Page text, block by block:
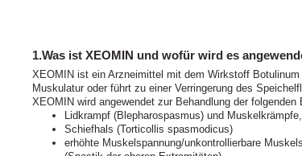
1.Was ist XEOMIN und wofür wird es
XEOMIN ist ein Arzneimittel mit dem Wirkstoff
Muskulatur oder führt zu einer Verringerung des
XEOMIN wird angewendet zur Behandlung der folgenden
Lidkrampf (Blepharospasmus) und
Schiefhals (Torticollis spasmodicus)
erhöhte Muskelspannung/unkontrollierbare